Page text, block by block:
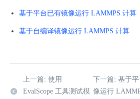
基于平台已有镜像运行 LAMMPS 计算
基于自编译镜像运行 LAMMPS 计算
上一篇: 使用
EvalScope 工具测试模
下一篇: 基于
像运行